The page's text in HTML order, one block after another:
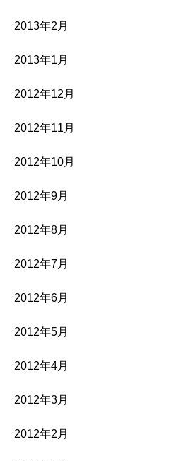
2013年2月
2013年1月
2012年12月
2012年11月
2012年10月
2012年9月
2012年8月
2012年7月
2012年6月
2012年5月
2012年4月
2012年3月
2012年2月